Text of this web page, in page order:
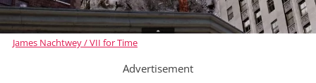
James Nachtwey / VII for Time
Advertisement